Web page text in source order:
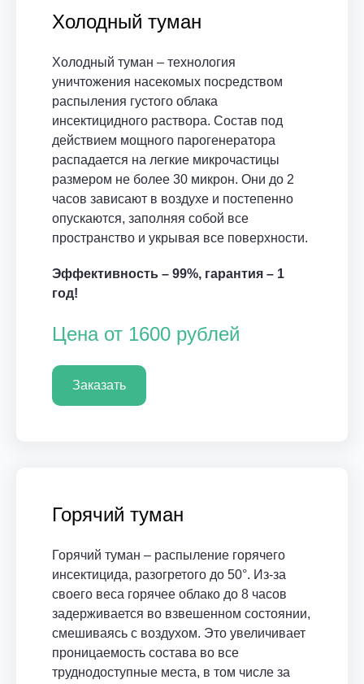
Холодный туман
Холодный туман – технология
уничтожения насекомых посредством
распыления густого облака
инсектицидного раствора. Состав под
действием мощного парогенератора
распадается на легкие микрочастицы
размером не более 30 микрон. Они до 2
часов зависают в воздухе и постепенно
опускаются, заполняя собой все
пространство и укрывая все поверхности.
Эффективность – 99%, гарантия – 1
год!
Цена от 1600 рублей
Заказать
Горячий туман
Горячий туман – распыление горячего
инсектицида, разогретого до 50°. Из-за
своего веса горячее облако до 8 часов
задерживается во взвешенном состоянии,
смешиваясь с воздухом. Это увеличивает
проницаемость состава во все
труднодоступные места, в том числе за